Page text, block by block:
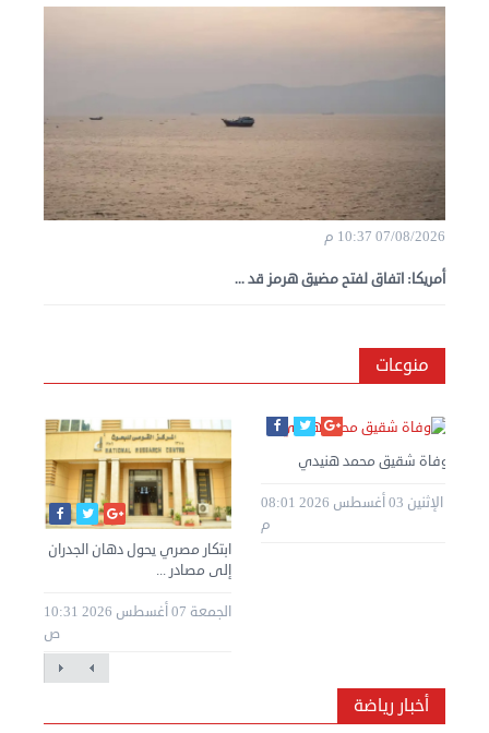
07/08/2026 10:37 م
أمريكا: اتفاق لفتح مضيق هرمز قد ...
منوعات
ابتكار مصري يحول دهان الجدران
إلى مصادر ...
الجمعة 07 أغسطس 2026 10:31
ص
وفاة شقيق محمد هنيدي
الإثنين 03 أغسطس 2026 08:01
م
أخبار رياضة